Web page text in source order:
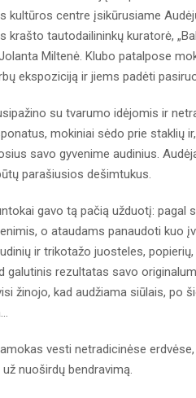
kultūros centre įsikūrusiame
tautodailininkų kuratorė,
Miltenė. Klubo patalpose
ekspoziciją ir jiems padėti
su tvarumo idėjomis ir
mokiniai sėdo prie staklių
savo gyvenime audinius.
parašiusios dešimtukus.
gavo tą pačią užduotį: pagal
o ataudams panaudoti kuo
ir trikotažo juosteles,
galutinis rezultatas savo
žinojo, kad audžiama siūlais, po
vesti netradicinėse
nuoširdų bendravimą.